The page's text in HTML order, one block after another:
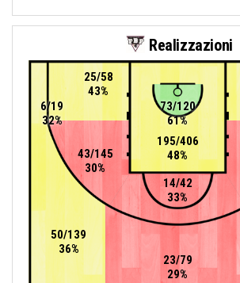
Realizzazioni
14/42
33%
43/145
30%
25/58
43%
195/406
48%
73/120
61%
23/79
29%
50/139
36%
6/19
32%